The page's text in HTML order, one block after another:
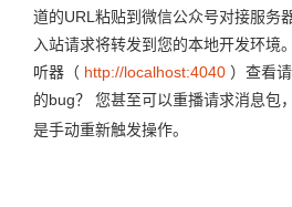
道的URL粘贴到微信公众号对接服务
入站请求将转发到您的本地开发环境。
听器（ http://localhost:4040 ）查看
的bug？ 您甚至可以重播请求消息包
是手动重新触发操作。